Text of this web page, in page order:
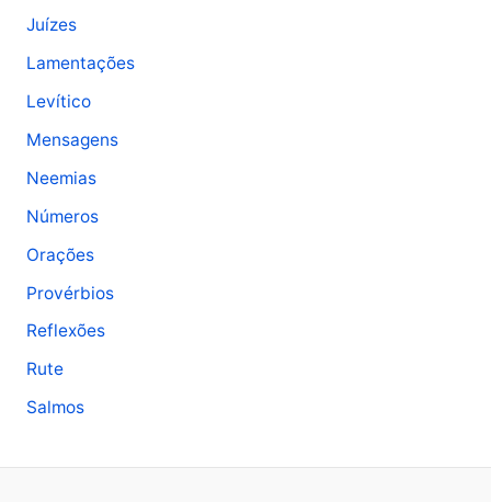
Juízes
Lamentações
Levítico
Mensagens
Neemias
Números
Orações
Provérbios
Reflexões
Rute
Salmos